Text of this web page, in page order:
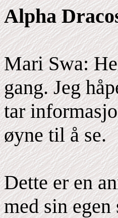
Alpha
Mari Swa:
gang. Jeg
tar
øyne til å se.
Dette er en
med sin